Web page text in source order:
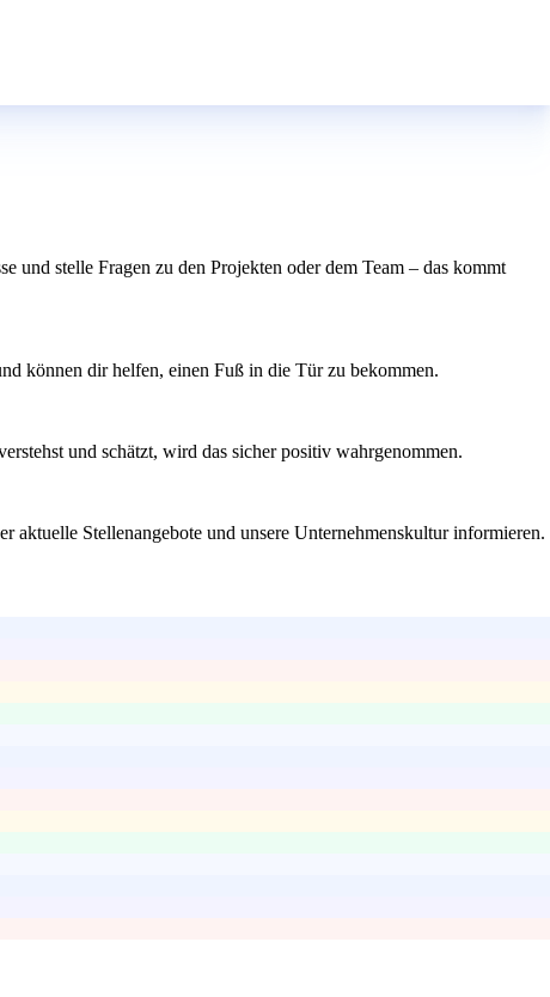
stelle Fragen zu den Projekten oder dem Team – das kommt
können dir helfen, einen Fuß in die Tür zu bekommen.
und schätzt, wird das sicher positiv wahrgenommen.
aktuelle Stellenangebote und unsere Unternehmenskultur informieren.